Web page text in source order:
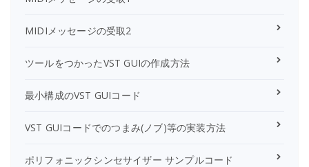
MIDIメッセージの受取2
ツールをつかったVST GUIの作成方法
最小構成のVST GUIコード
VST GUIコードでのつまみ(ノブ)等の実装方法
ポリフォニックシンセサイザー サンプルコード